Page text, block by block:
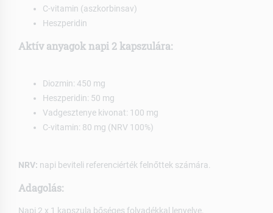
C-vitamin (aszkorbinsav)
Heszperidin
Aktív anyagok napi 2 kapszulára:
Diozmin: 450 mg
Heszperidin: 50 mg
Vadgesztenye kivonat: 100 mg
C-vitamin: 80 mg (NRV 100%)
NRV: napi beviteli referenciérték felnőttek számára.
Adagolás:
Napi 2 x 1 kapszula bőséges folyadékkal lenyelve.